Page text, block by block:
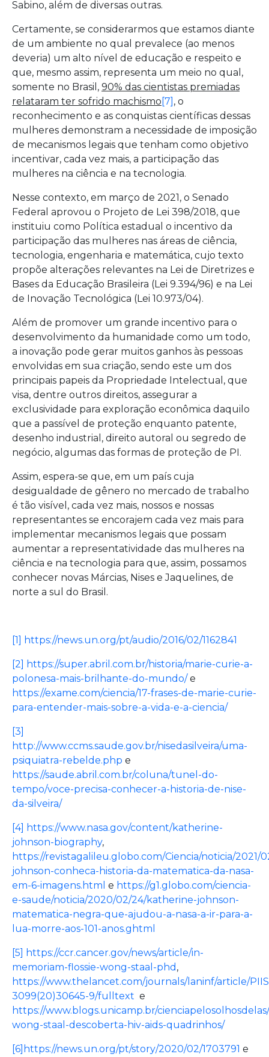
Sabino, além de diversas outras.
Certamente, se considerarmos que estamos diante
de um ambiente no qual prevalece (ao menos
deveria) um alto nível de educação e respeito e
que, mesmo assim, representa um meio no qual,
somente no Brasil, 90% das cientistas premiadas
relataram ter sofrido machismo [7] , o
reconhecimento e as conquistas científicas dessas
mulheres demonstram a necessidade de imposição
de mecanismos legais que tenham como objetivo
incentivar, cada vez mais, a participação das
mulheres na ciência e na tecnologia.
Nesse contexto, em março de 2021, o Senado
Federal aprovou o Projeto de Lei 398/2018, que
instituiu como Política estadual o incentivo da
participação das mulheres nas áreas de ciência,
tecnologia, engenharia e matemática, cujo texto
propõe alterações relevantes na Lei de Diretrizes e
Bases da Educação Brasileira (Lei 9.394/96) e na Lei
de Inovação Tecnológica (Lei 10.973/04).
Além de promover um grande incentivo para o
desenvolvimento da humanidade como um todo,
a inovação pode gerar muitos ganhos às pessoas
envolvidas em sua criação, sendo este um dos
principais papeis da Propriedade Intelectual, que
visa, dentre outros direitos, assegurar a
exclusividade para exploração econômica daquilo
que a passível de proteção enquanto patente,
desenho industrial, direito autoral ou segredo de
negócio, algumas das formas de proteção de PI.
Assim, espera-se que, em um país cuja
desigualdade de gênero no mercado de trabalho
é tão visível, cada vez mais, nossos e nossas
representantes se encorajem cada vez mais para
implementar mecanismos legais que possam
aumentar a representatividade das mulheres na
ciência e na tecnologia para que, assim, possamos
conhecer novas Márcias, Nises e Jaquelines, de
norte a sul do Brasil.
[1] https://news.un.org/pt/audio/2016/02/1162841
[2] https://super.abril.com.br/historia/marie-curie-a-
polonesa-mais-brilhante-do-mundo/e
https://exame.com/ciencia/17-frases-de-marie-curie-
para-entender-mais-sobre-a-vida-e-a-ciencia/
[3]
http://www.ccms.saude.gov.br/nisedasilveira/uma-
psiquiatra-rebelde.php e
https://saude.abril.com.br/coluna/tunel-do-
tempo/voce-precisa-conhecer-a-historia-de-nise-
da-silveira/
[4] https://www.nasa.gov/content/katherine-
johnson-biography,
https://revistagalileu.globo.com/Ciencia/noticia/2021/
johnson-conheca-historia-da-matematica-da-nasa-
em-6-imagens.html e https://g1.globo.com/ciencia-
e-saude/noticia/2020/02/24/katherine-johnson-
matematica-negra-que-ajudou-a-nasa-a-ir-para-a-
lua-morre-aos-101-anos.ghtml
[5] https://ccr.cancer.gov/news/article/in-
memoriam-flossie-wong-staal-phd ,
https://www.thelancet.com/journals/laninf/article/
3099(20)30645-9/fulltext e
https://www.blogs.unicamp.br/
wong-staal-descoberta-hiv-aids-quadrinhos/
[6] https://news.un.org/pt/story/2020/02/1703791 e